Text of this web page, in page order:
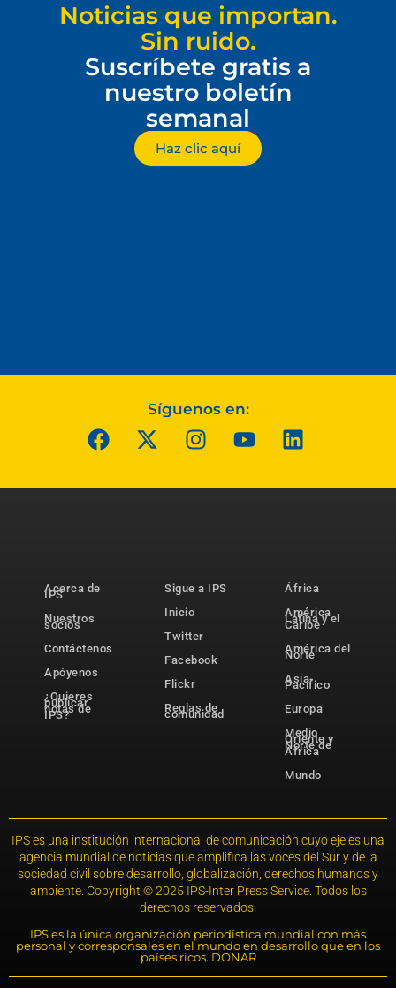
Noticias que importan.
Sin ruido.
Suscríbete gratis a
nuestro boletín
semanal
Haz clic aquí
Síguenos en:
Acerca de
IPS
Nuestros
socios
Contáctenos
Apóyenos
¿Quieres
publicar
notas de
IPS?
Sigue a IPS
Inicio
Twitter
Facebook
Flickr
Reglas de
comunidad
África
América
Latina y el
Caribe
América del
Norte
Asia-
Pacífico
Europa
Medio
Oriente y
Norte de
África
Mundo
IPS es una institución internacional de comunicación cuyo eje es una
agencia mundial de noticias que amplifica las voces del Sur y de la
sociedad civil sobre desarrollo, globalización, derechos humanos y
ambiente. Copyright © 2025 IPS-Inter Press Service. Todos los
derechos reservados.
IPS es la única organización periodística mundial con más
personal y corresponsales en el mundo en desarrollo que en los
países ricos. DONAR